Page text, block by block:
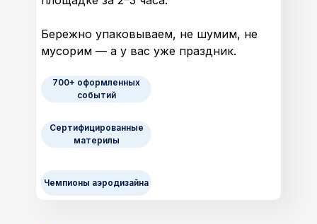
Бережно упаковываем, не шумим, не
мусорим — а у вас уже праздник.
Чемпионы аэродизайна
Сертифицированные
материлы
700+ оформленных
событий